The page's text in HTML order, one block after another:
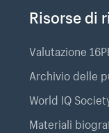
Risorse di
Valutazione
Archivio delle
World IQ
Materiali